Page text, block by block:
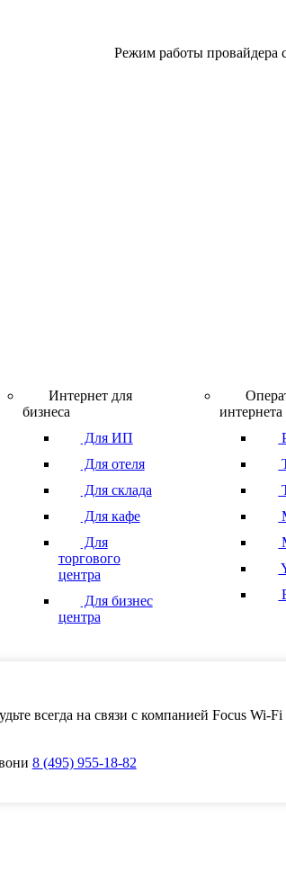
Режим работы
Интернет для
бизнеса
Для ИП
Для отеля
Для склада
Для кафе
Для
торгового
центра
Для бизнес
центра
интернета
всегда на связи с компанией Focus Wi-Fi
8 (495)955-18-82